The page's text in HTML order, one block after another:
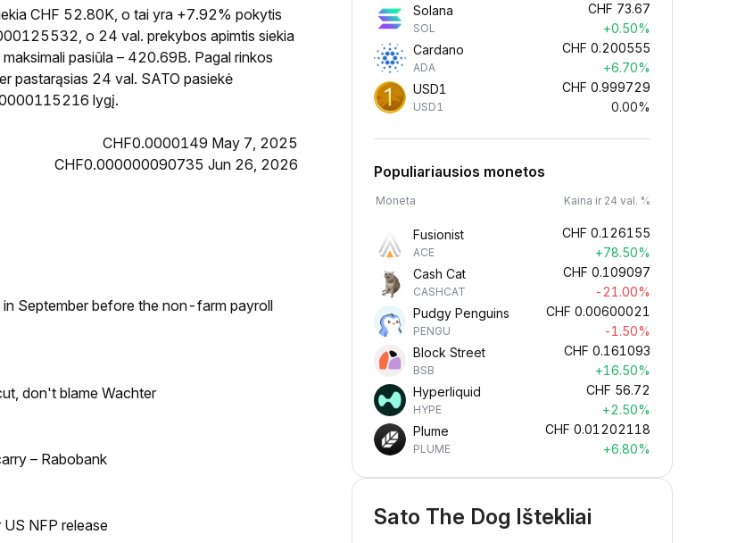
CHF 52.80K, o tai yra +7.92% pokytis
o 24 val. prekybos apimtis siekia
pasiūla – 420.69B. Pagal rinkos
pastarąsias 24 val. SATO pasiekė
lygį.
CHF0.0000149 May 7, 2025
CHF0.000000090735 Jun 26, 2026
September before the non-farm payroll
don't blame Wachter
– Rabobank
NFP release
Solana
SOL
CHF 73.67
+0.50%
Cardano
ADA
CHF 0.200555
+6.70%
USD1
USD1
CHF 0.999729
0.00%
Populiariausios monetos
Moneta Kaina ir 24 val. %
Fusionist
ACE
CHF 0.126155
+78.50%
Cash Cat
CASHCAT
CHF 0.109097
-21.00%
Pudgy Penguins
PENGU
CHF 0.00600021
-1.50%
Block Street
BSB
CHF 0.161093
+16.50%
Hyperliquid
HYPE
CHF 56.72
+2.50%
Plume
PLUME
CHF 0.01202118
+6.80%
Sato The Dog Ištekliai